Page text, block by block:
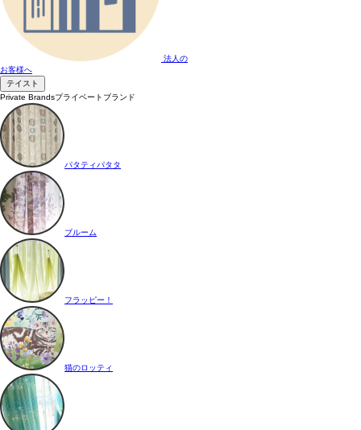
法人の
お客様へ
テイスト
Private Brandsプライベートブランド
パタティパタタ
ブルーム
フラッピー！
猫のロッティ